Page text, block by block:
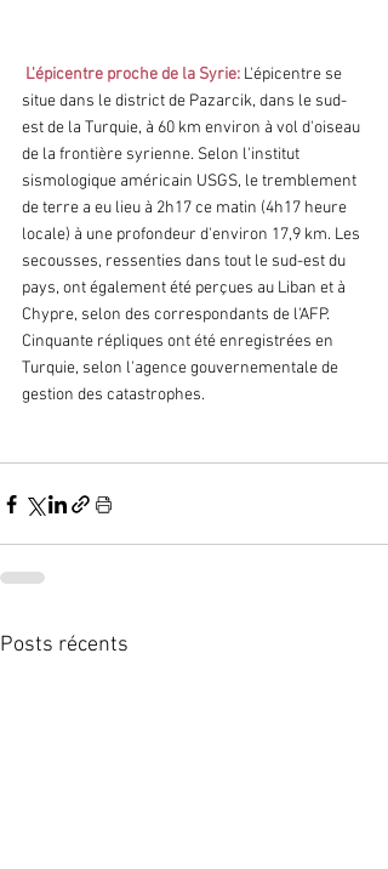
L'épicentre proche de la Syrie: L'épicentre se
situe dans le district de Pazarcik, dans le sud-
est de la Turquie, à 60 km environ à vol d'oiseau
de la frontière syrienne. Selon l'institut
sismologique américain USGS, le tremblement
de terre a eu lieu à 2h17 ce matin (4h17 heure
locale) à une profondeur d'environ 17,9 km. Les
secousses, ressenties dans tout le sud-est du
pays, ont également été perçues au Liban et à
Chypre, selon des correspondants de l'AFP.
Cinquante répliques ont été enregistrées en
Turquie, selon l'agence gouvernementale de
gestion des catastrophes.
Posts récents